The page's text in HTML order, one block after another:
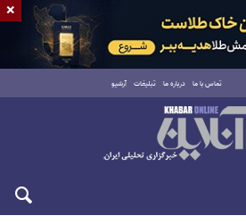
تماس با ما درباره ما تبلیغات آرشیو
×